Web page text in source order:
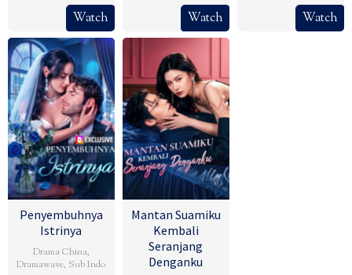
Watch Watch Watch
Penyembuhnya
Istrinya
Drama China,
Dramawave, Sub Indo
Mantan Suamiku
Kembali
Seranjang
Denganku